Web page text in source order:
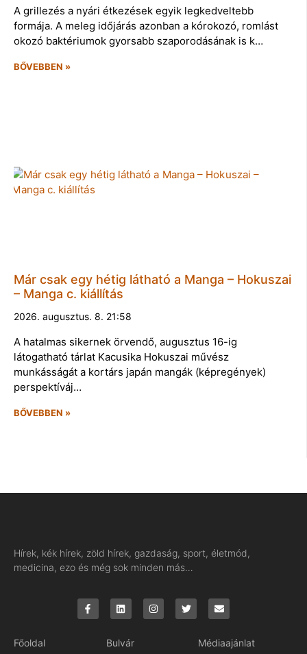
A grillezés a nyári étkezések egyik legkedveltebb
formája. A meleg időjárás azonban a kórokozó, romlást
okozó baktériumok gyorsabb szaporodásának is k…
BŐVEBBEN »
Már csak egy hétig látható a Manga – Hokuszai
– Manga c. kiállítás
2026. augusztus. 8. 21:58
A hatalmas sikernek örvendő, augusztus 16-ig
látogatható tárlat Kacusika Hokuszai művész
munkásságát a kortárs japán mangák (képregények)
perspektíváj…
BŐVEBBEN »
Hírek, kék hírek, zöld hírek, gazdaság, sport, életmód,
medicina, ezo és még sok minden más…
Főoldal Bulvár Médiaajánlat